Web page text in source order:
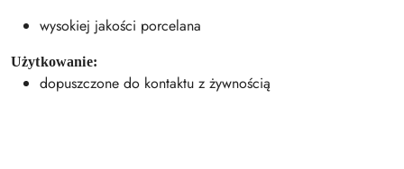
wysokiej jakości porcelana
Użytkowanie:
dopuszczone do kontaktu z żywnością